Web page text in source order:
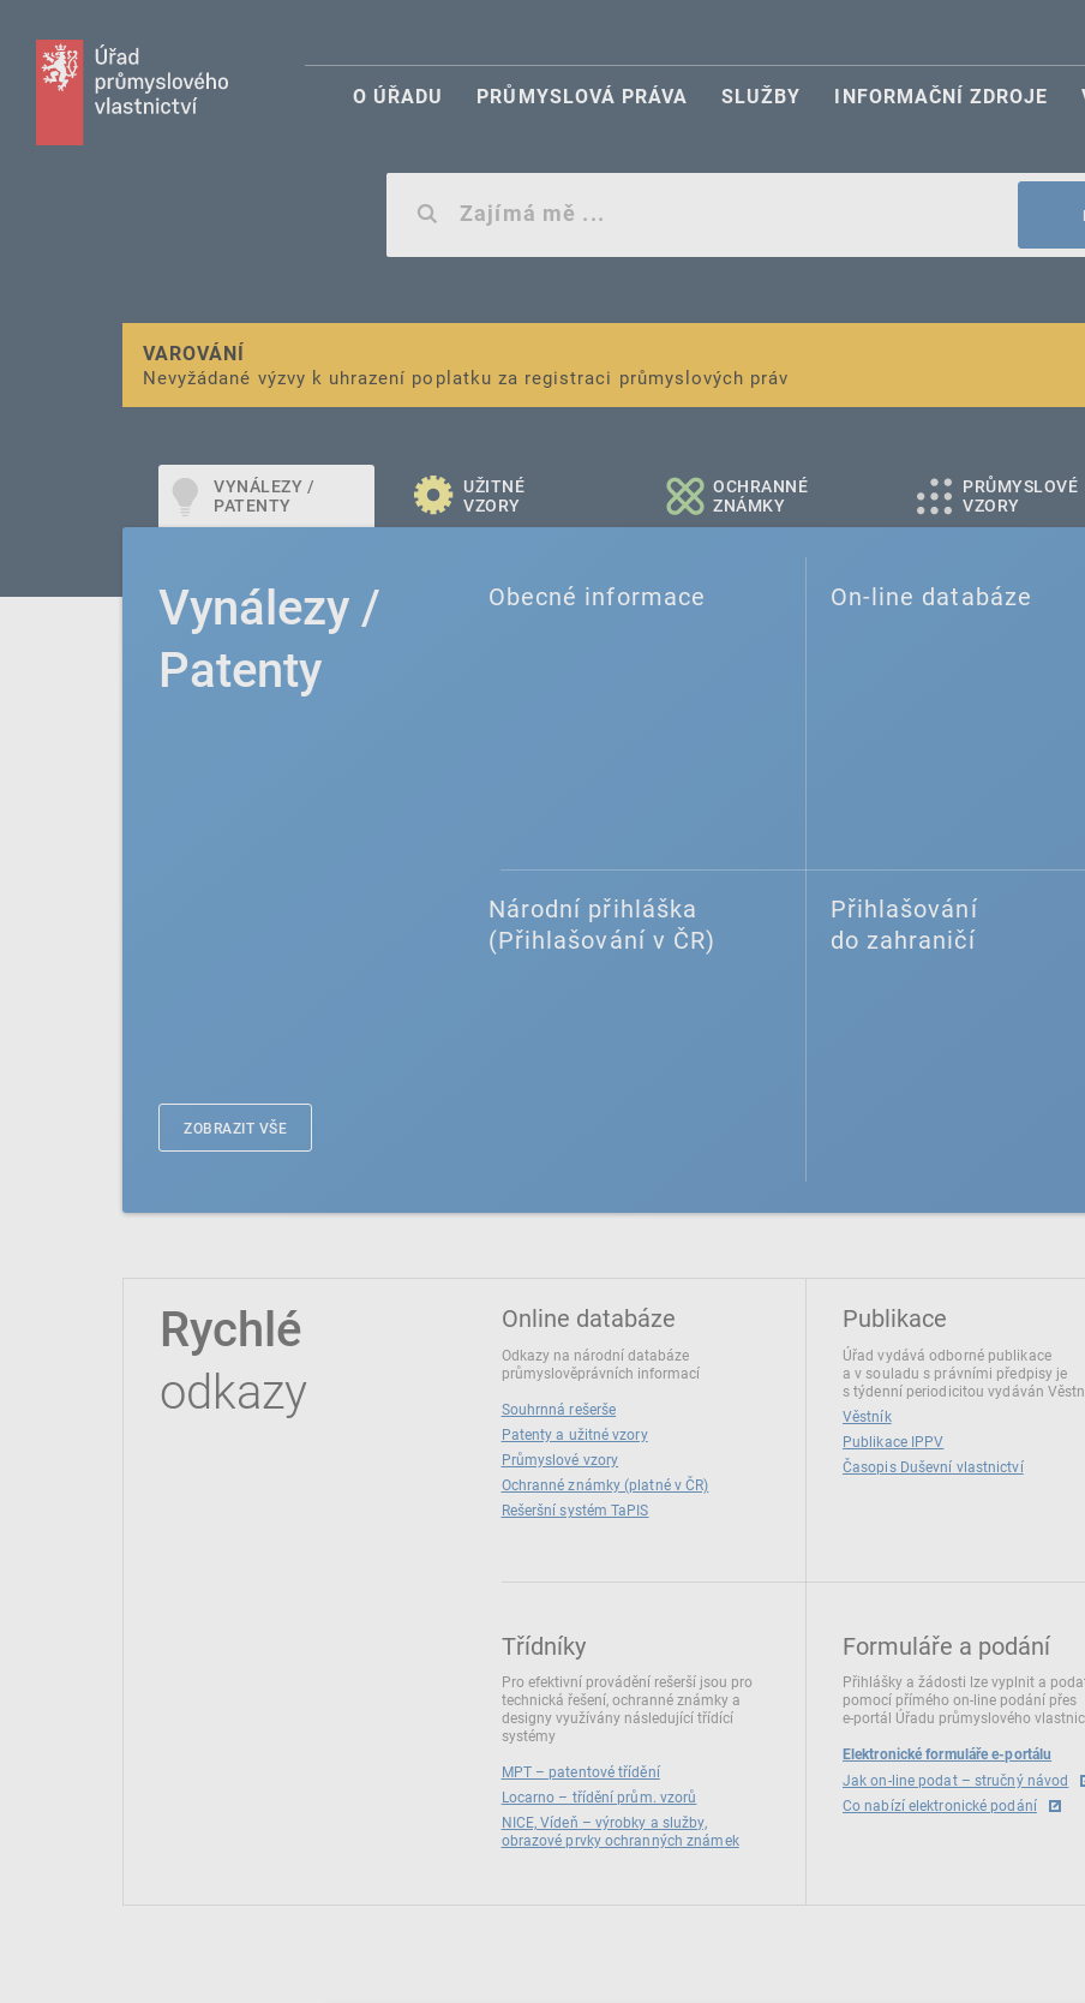
O ÚŘADU PRŮMYSLOVÁ PRÁVA SLUŽBY INFORMAČNÍ ZDROJE
VAROVÁNÍ
Nevyžádané výzvy k uhrazení poplatku za registraci průmyslových práv
Finanční podpora
pro správu duševního vlastnictví pro malé a střední podniky
VYNÁLEZY /
PATENTY
UŽITNÉ
VZORY
OCHRANNÉ
ZNÁMKY
PRŮMYSLOVÉ
VZORY
Vynálezy /
Patenty
Obecné informace On-line databáze
Národní přihláška
(Přihlašování v ČR)
Přihlašování
do zahraničí
ZOBRAZIT VŠE
Rychlé
odkazy
Online databáze
Odkazy na národní databáze
průmyslověprávních informací
Souhrnná rešerše
Patenty a užitné vzory
Průmyslové vzory
Ochranné známky (platné v ČR)
Rešeršní systém TaPIS
Publikace
Úřad vydává odborné publikace
a v souladu s právními předpisy je
s týdenní periodicitou vydáván
Věstník
Publikace IPPV
Časopis Duševní vlastnictví
Třídníky
Pro efektivní provádění rešerší jsou pro
technická řešení, ochranné známky a
designy využívány následující třídící
systémy
MPT – patentové třídění
Locarno – třídění prům. vzorů
NICE, Vídeň – výrobky a služby,
obrazové prvky ochranných známek
Formuláře a podání
Přihlášky a žádosti lze vyplnit a
pomocí přímého on‑line podání přes
e‑portál Úřadu průmyslového
Elektronické formuláře e-portálu
Jak on-line podat – stručný návod
Co nabízí elektronické podání